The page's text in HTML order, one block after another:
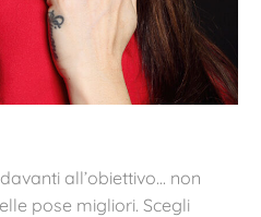
all’obiettivo… non
pose migliori. Scegli